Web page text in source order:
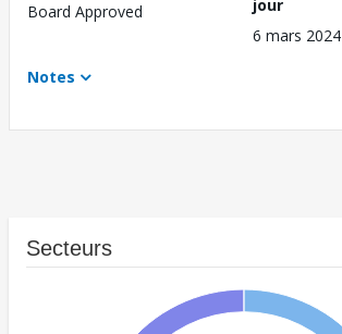
Board Approved
jour
6 mars 2024
Notes
Secteurs